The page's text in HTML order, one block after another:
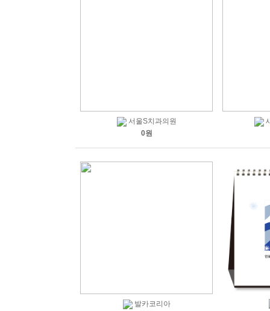
서울S치과의원
0원
발카코리아